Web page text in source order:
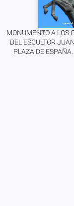
MONUMENTO A LOS
DEL ESCULTOR
PLAZA DE ESPAÑA.